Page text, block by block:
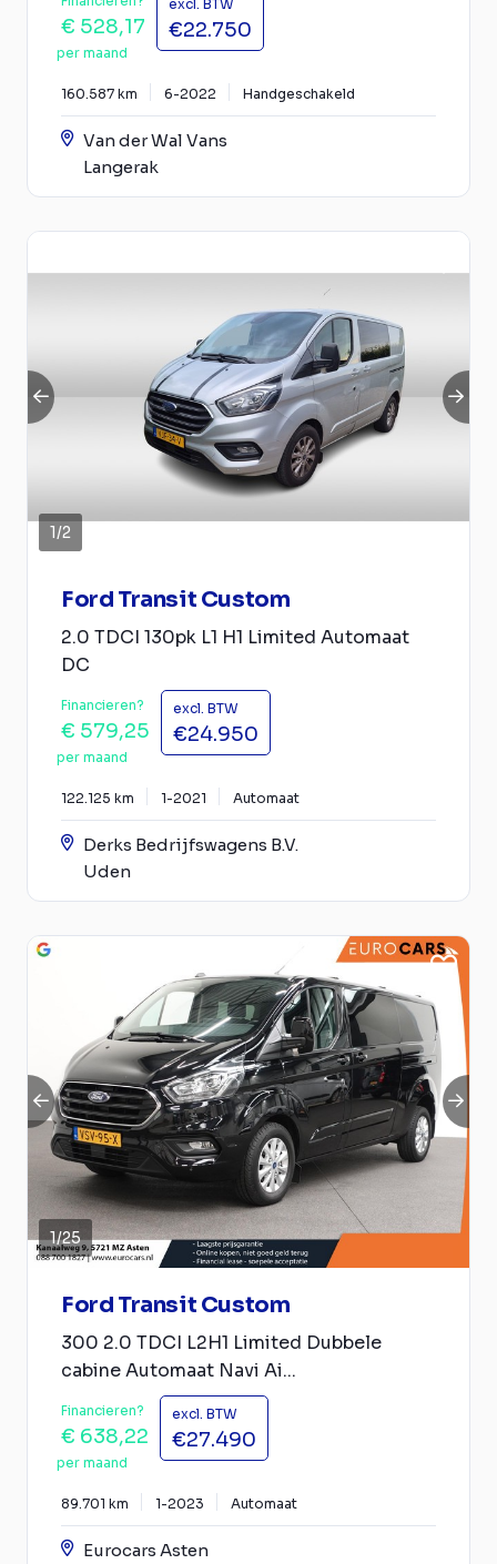
€ 528,17
per maand
excl. BTW
€22.750
160.587 km 6-2022 Handgeschakeld
Van der Wal Vans
Langerak
1/2
Ford Transit Custom
2.0 TDCI 130pk L1 H1 Limited Automaat
DC
Financieren?
€ 579,25
per maand
excl. BTW
€24.950
122.125 km 1-2021 Automaat
Derks Bedrijfswagens B.V.
Uden
1/25
Ford Transit Custom
300 2.0 TDCI L2H1 Limited Dubbele
cabine Automaat Navi Ai...
Financieren?
€ 638,22
per maand
excl. BTW
€27.490
89.701 km 1-2023 Automaat
Eurocars Asten